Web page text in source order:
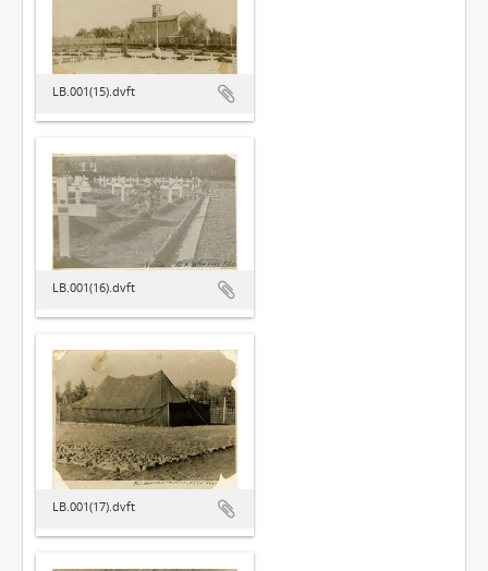
LB.001(15).dvft
LB.001(16).dvft
LB.001(17).dvft